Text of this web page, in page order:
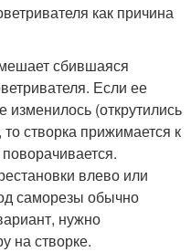
как причина
сбившаяся
Если ее
изменилось (открутились
створка прижимается к
влево или
саморезы обычно
нужно
на створке.